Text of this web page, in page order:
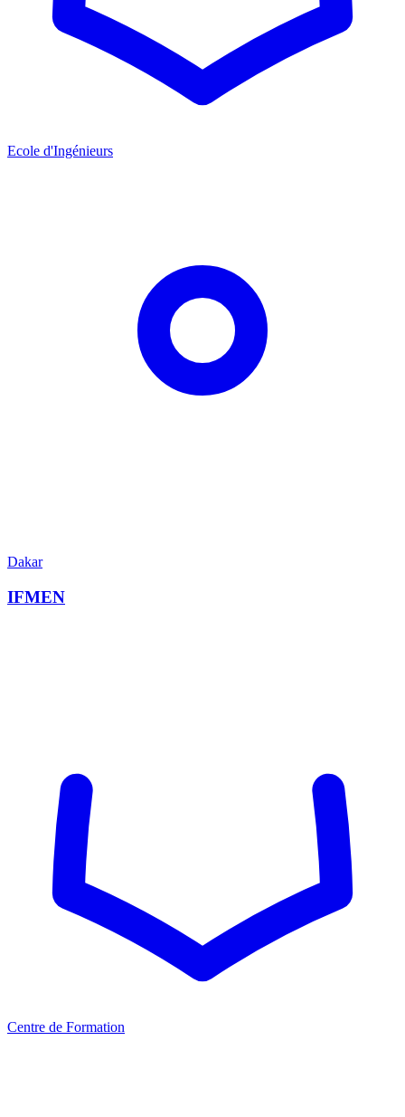
Ecole d'Ingénieurs
Dakar
IFMEN
Centre de Formation